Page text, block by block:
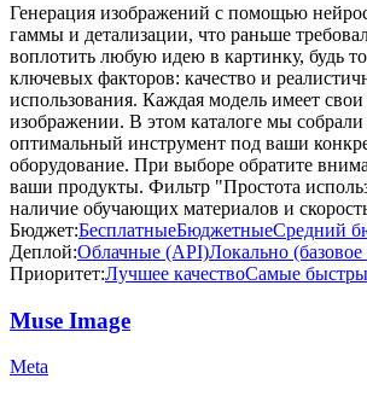
Генерация изображений с помощью
гаммы и детализации, что раньше
воплотить любую идею в картинку, будь
ключевых факторов: качество и
использования. Каждая модель имеет
изображении. В этом каталоге мы
оптимальный инструмент под ваши
оборудование. При выборе обратите
ваши продукты. Фильтр "Простота
наличие обучающих материалов и
Бюджет:БесплатныеБюджетныеСредний
Деплой:Облачные (API)Локально (базовое
Приоритет:Лучшее качествоСамые
Muse Image
Meta